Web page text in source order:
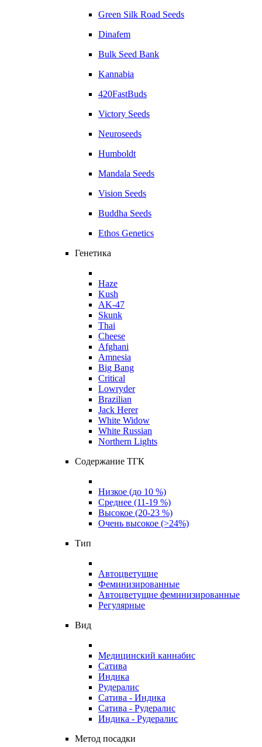
Green Silk Road Seeds
Dinafem
Bulk Seed Bank
Kannabia
420FastBuds
Victory Seeds
Neuroseeds
Humboldt
Mandala Seeds
Vision Seeds
Buddha Seeds
Ethos Genetics
Генетика
Haze
Kush
AK-47
Skunk
Thai
Cheese
Afghani
Amnesia
Big Bang
Critical
Lowryder
Brazilian
Jack Herer
White Widow
White Russian
Northern Lights
Содержание ТГК
Низкое (до 10 %)
Среднее (11-19 %)
Высокое (20-23 %)
Очень высокое (>24%)
Тип
Автоцветущие
Феминизированные
Автоцветущие феминизированные
Регулярные
Вид
Медицинский каннабис
Сатива
Индика
Рудералис
Сатива - Индика
Сатива - Рудералис
Индика - Рудералис
Метод посадки